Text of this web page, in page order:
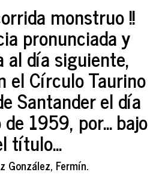
monstruo !!
pronunciada y
al día siguiente,
el Círculo Taurino
Santander el día
1959, por... bajo
título...
González, Fermín.